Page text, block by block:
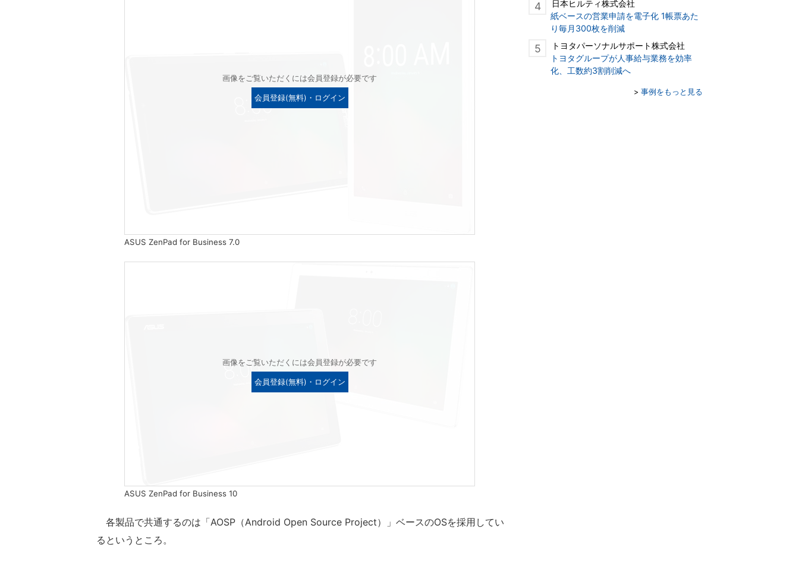
画像をご覧いただくには会員登録が必要です
会員登録(無料)・ログイン
ASUS ZenPad for Business 7.0
画像をご覧いただくには会員登録が必要です
会員登録(無料)・ログイン
ASUS ZenPad for Business 10
各製品で共通するのは「AOSP（Android Open Source Project）」ベースのOSを採用してい
るというところ。